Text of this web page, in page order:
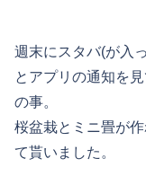
週末にスタバ(が入
とアプリの通知を
の事。
桜盆栽とミニ畳が
て貰いました。